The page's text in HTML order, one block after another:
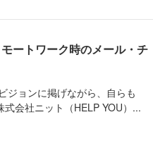
ートワーク時のメール・チ
ジョンに掲げながら、自らも
会社ニット（HELP YOU）...